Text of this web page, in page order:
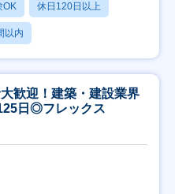
OK 休日120日以上
以内
歓迎！建築・建設業界
日◎フレックス